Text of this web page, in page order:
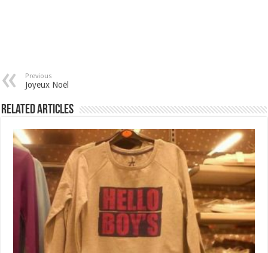
Previous
Joyeux Noël
Related Articles